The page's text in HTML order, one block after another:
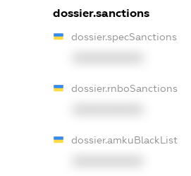
dossier.sanctions
dossier.specSanctions
dossier.rnboSanctions
dossier.amkuBlackList